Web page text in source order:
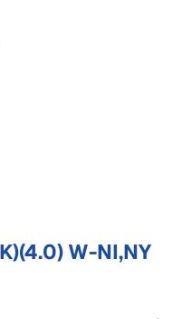
W-NI,NY